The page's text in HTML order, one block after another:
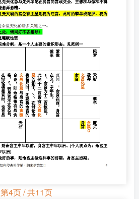
第4页 / 共11页